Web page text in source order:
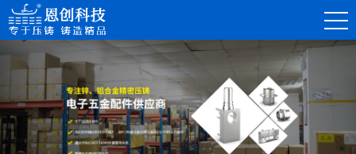
恩创科技-不同压铸铝合金材质有什么区别？快速选型指南
2026-07-30
恩创科技-铝合金压铸开模成本高不高？量产性价比到底值不值？
2026-07-23
恩创科技-电摩电池壳全面升级：铝合金压铸取代塑胶，安全散热双升级
2026-07-17